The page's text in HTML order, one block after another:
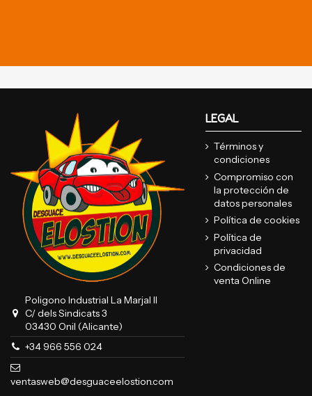
Poligono Industrial La Marjal II
C/ dels Sindicats 3
03430 Onil (Alicante)
+34 966 556 024
ventasweb@desguaceelostion.com
LEGAL
Términos y
condiciones
Compromiso con
la protección de
datos personales
Política de cookies
Política de
privacidad
Condiciones de
venta Online